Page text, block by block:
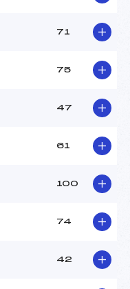
71
75
47
61
100
74
42